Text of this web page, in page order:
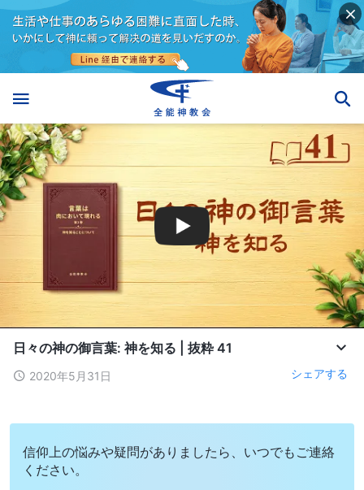
日々の神の御言葉: 神を知る | 抜粋 41
2020年5月31日 シェアする
信仰上の悩みや疑問がありましたら、いつでもご連絡
ください。